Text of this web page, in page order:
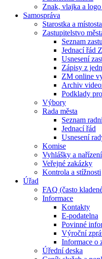
Znak, vlajka a logo
Samospráva
Starostka a
Zastupitelstvo
Seznam
Jednací řád
Usnesení
Zápisy z
ZM online
Archiv
Podklady
Výbory
Rada města
Seznam
Jednací řád
Usnesení
Komise
Vyhlášky a nařízení
Veřejné zakázky
Kontrola a stížnosti
Úřad
FAQ (často
Informace
Kontakty
E-podatelna
Povinné
Výroční
Informace o
Úřední deska